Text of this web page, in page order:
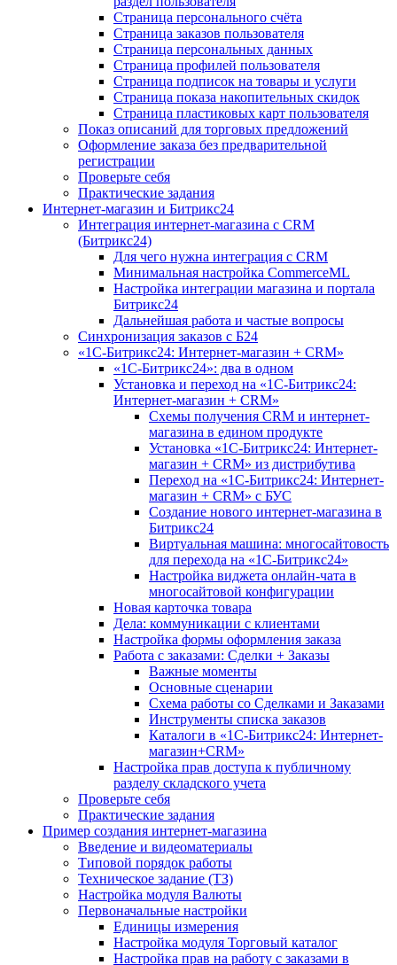
Страница персонального счёта
Страница заказов пользователя
Страница персональных данных
Страница профилей пользователя
Страница подписок на товары и услуги
Страница показа накопительных скидок
Страница пластиковых карт пользователя
Показ описаний для торговых предложений
Оформление заказа без предварительной
регистрации
Проверьте себя
Практические задания
Интернет-магазин и Битрикс24
Интеграция интернет-магазина с CRM
(Битрикс24)
Для чего нужна интеграция с CRM
Минимальная настройка CommerceML
Настройка интеграции магазина и портала
Битрикс24
Дальнейшая работа и частые вопросы
Синхронизация заказов с Б24
«1С-Битрикс24: Интернет-магазин + CRM»
«1С-Битрикс24»: два в одном
Установка и переход на «1С-Битрикс24:
Интернет-магазин + CRM»
Схемы получения CRM и интернет-
магазина в едином продукте
Установка «1С-Битрикс24: Интернет-
магазин + CRM» из дистрибутива
Переход на «1С-Битрикс24: Интернет-
магазин + CRM» с БУС
Создание нового интернет-магазина в
Битрикс24
Виртуальная машина: многосайтовость
для перехода на «1С-Битрикс24»
Настройка виджета онлайн-чата в
многосайтовой конфигурации
Новая карточка товара
Дела: коммуникации с клиентами
Настройка формы оформления заказа
Работа с заказами: Сделки + Заказы
Важные моменты
Основные сценарии
Схема работы со Сделками и Заказами
Инструменты списка заказов
Каталоги в «1С-Битрикс24: Интернет-
магазин+CRM»
Настройка прав доступа к публичному
разделу складского учета
Проверьте себя
Практические задания
Пример создания интернет-магазина
Введение и видеоматериалы
Типовой порядок работы
Техническое задание (ТЗ)
Настройка модуля Валюты
Первоначальные настройки
Единицы измерения
Настройка модуля Торговый каталог
Настройка прав на работу с заказами в